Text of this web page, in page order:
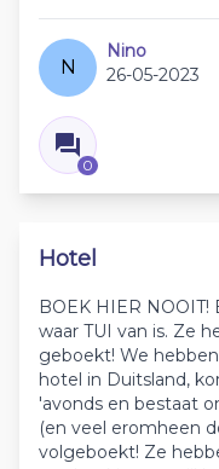
N
Nino
26-05-2023
0
Hotel
BOEK HIER
waar TUI van is. Ze
geboekt! We
hotel in Duitsland,
'avonds en bestaat
(en veel eromheen
volgeboekt! Ze